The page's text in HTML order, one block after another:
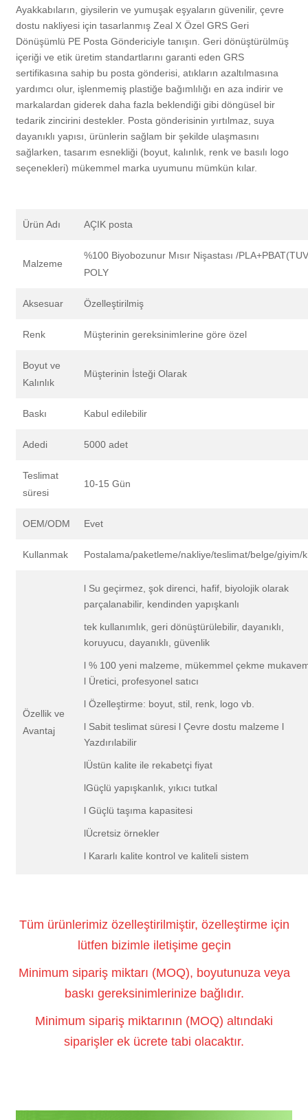
Ayakkabıların, giysilerin ve yumuşak eşyaların güvenilir, çevre
dostu nakliyesi için tasarlanmış Zeal X Özel GRS Geri
Dönüşümlü PE Posta Göndericiyle tanışın. Geri dönüştürülmüş
içeriği ve etik üretim standartlarını garanti eden GRS
sertifikasına sahip bu posta gönderisi, atıkların azaltılmasına
yardımcı olur, işlenmemiş plastiğe bağımlılığı en aza indirir ve
markalardan giderek daha fazla beklendiği gibi döngüsel bir
tedarik zincirini destekler. Posta gönderisinin yırtılmaz, suya
dayanıklı yapısı, ürünlerin sağlam bir şekilde ulaşmasını
sağlarken, tasarım esnekliği (boyut, kalınlık, renk ve basılı logo
seçenekleri) mükemmel marka uyumunu mümkün kılar.
Ürün Adı AÇIK posta
Malzeme
%100 Biyobozunur Mısır Nişastası /
POLY
Aksesuar Özelleştirilmiş
Renk Müşterinin gereksinimlerine göre özel
Boyut ve
Kalınlık
Müşterinin İsteği Olarak
Baskı Kabul edilebilir
Adedi 5000 adet
Teslimat
süresi
10-15 Gün
OEM/ODM Evet
Kullanmak Postalama/paketleme/nakliye/teslimat/belge/giyim/
Özellik ve
Avantaj
l Su geçirmez, şok direnci, hafif, biyolojik olarak
parçalanabilir, kendinden yapışkanlı
tek kullanımlık, geri dönüştürülebilir, dayanıklı,
koruyucu, dayanıklı, güvenlik
l % 100 yeni malzeme, mükemmel çekme
l Üretici, profesyonel satıcı
l Özelleştirme: boyut, stil, renk, logo vb.
l Sabit teslimat süresi l Çevre dostu malzeme l
Yazdırılabilir
lÜstün kalite ile rekabetçi fiyat
lGüçlü yapışkanlık, yıkıcı tutkal
l Güçlü taşıma kapasitesi
lÜcretsiz örnekler
l Kararlı kalite kontrol ve kaliteli sistem
Tüm ürünlerimiz özelleştirilmiştir, özelleştirme için
lütfen bizimle iletişime geçin
Minimum sipariş miktarı (MOQ), boyutunuza veya
baskı gereksinimlerinize bağlıdır.
Minimum sipariş miktarının (MOQ) altındaki
siparişler ek ücrete tabi olacaktır.